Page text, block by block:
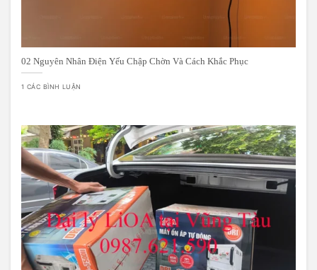
02 Nguyên Nhân Điện Yếu Chập Chờn Và Cách Khắc Phục
1 CÁC BÌNH LUẬN